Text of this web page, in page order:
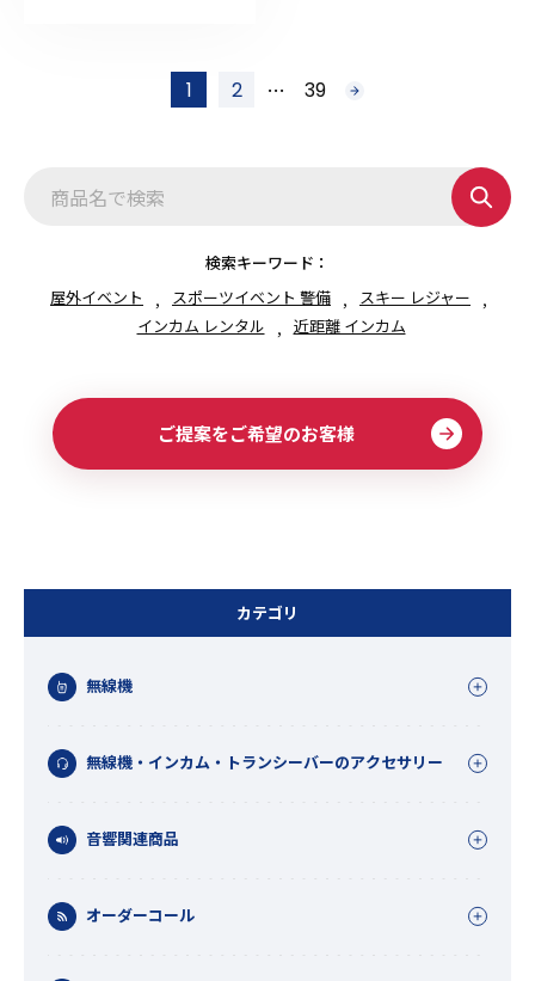
カテゴリ
無線機
無線機・インカム・トランシーバーのアクセサリー
音響関連商品
オーダーコール
1 2 … 39 次
検索キーワード：
屋外イベント
スポーツイベント 警備
スキー レジャー
インカム レンタル
近距離 インカム
ご提案をご希望のお客様